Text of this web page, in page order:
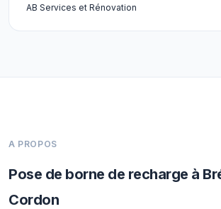
AB Services et Rénovation
A PROPOS
Pose de borne de recharge à
Cordon